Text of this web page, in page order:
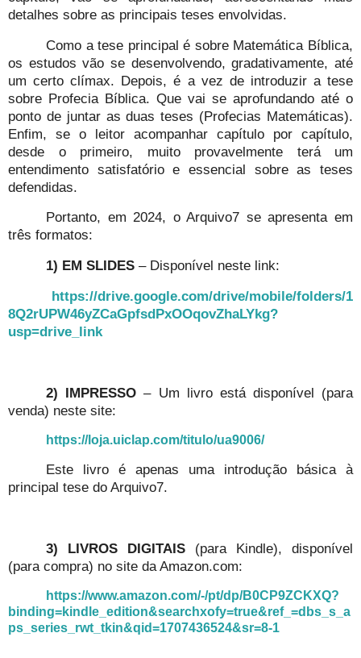
detalhes sobre as principais teses envolvidas.
Como a tese principal é sobre Matemática Bíblica,
os estudos vão se desenvolvendo, gradativamente, até
um certo clímax. Depois, é a vez de introduzir a tese
sobre Profecia Bíblica. Que vai se aprofundando até o
ponto de juntar as duas teses (Profecias Matemáticas).
Enfim, se o leitor acompanhar capítulo por capítulo,
desde o primeiro, muito provavelmente terá um
entendimento satisfatório e essencial sobre as teses
defendidas.
Portanto, em 2024, o Arquivo7 se apresenta em
três formatos:
1) EM SLIDES – Disponível neste link:
https://drive.google.com/drive/mobile/folders/1
8Q2rUPW46yZCaGpfsdPxOOqovZhaLYkg?
usp=drive_link
2) IMPRESSO – Um livro está disponível (para
venda) neste site:
https://loja.uiclap.com/titulo/ua9006/
Este livro é apenas uma introdução básica à
principal tese do Arquivo7.
3) LIVROS DIGITAIS (para Kindle), disponível
(para compra) no site da Amazon.com:
https://www.amazon.com/-/pt/dp/B0CP9ZCKXQ?
binding=kindle_edition&searchxofy=true&ref_=dbs_s_a
ps_series_rwt_tkin&qid=1707436524&sr=8-1